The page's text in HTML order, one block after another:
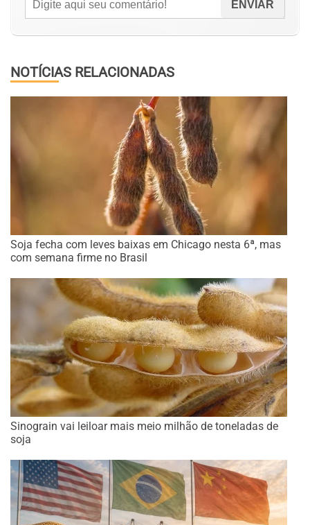
NOTÍCIAS RELACIONADAS
Soja fecha com leves baixas em Chicago nesta 6ª, mas
com semana firme no Brasil
Sinograin vai leiloar mais meio milhão de toneladas de
soja